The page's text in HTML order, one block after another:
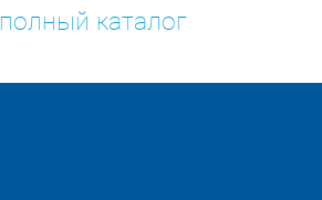
полный каталог